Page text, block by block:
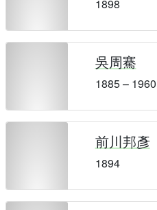
1898
吳周騫
1885 – 1960
前川邦彥
1894